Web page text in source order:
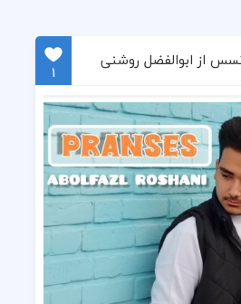
از ابوالفضل روشنی
1